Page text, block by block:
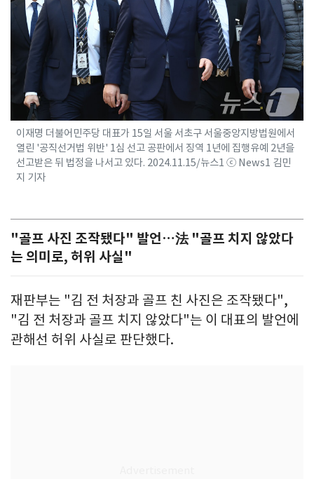
이재명 더불어민주당 대표가 15일 서울 서초구 서울중앙지방법원에서
열린 '공직선거법 위반' 1심 선고 공판에서 징역 1년에 집행유예 2년을
선고받은 뒤 법정을 나서고 있다. 2024.11.15/뉴스1 ⓒ News1 김민
지 기자
"골프 사진 조작됐다" 발언…法 "골프 치지 않았다
는 의미로, 허위 사실"
재판부는 "김 전 처장과 골프 친 사진은 조작됐다",
"김 전 처장과 골프 치지 않았다"는 이 대표의 발언에
관해선 허위 사실로 판단했다.